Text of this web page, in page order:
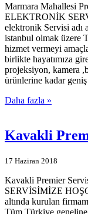
Marmara
ELEKTRONİK
elektronik Servisi adı
istanbul olmak üzere
hizmet vermeyi
birlikte hayatımıza
projeksiyon, kamera
ürünlerine kadar
Daha fazla »
Kavakli
17 Haziran 2018
Kavakli Premier
SERVİSİMİZE
altında kurulan